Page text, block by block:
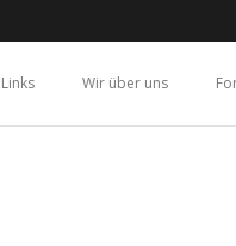
Links Wir über uns